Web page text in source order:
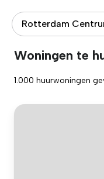
Rotterdam
Woningen te
1.000 huurwoningen